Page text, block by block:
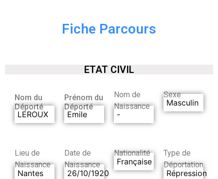
Fiche Parcours
ETAT CIVIL
Nom du
Déporté
LEROUX
Prénom du
Déporté
Emile
Nom de
Naissance
-
Sexe
Masculin
Lieu de
Naissance
Nantes
Date de
Naissance
26/10/1920
Nationalité
Française
Type de
Déportation
Répression